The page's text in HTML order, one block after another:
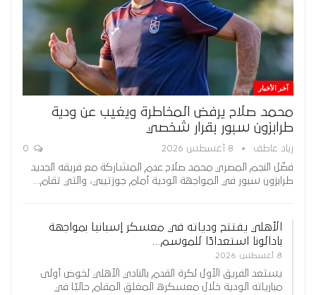
آخر الأخبار
محمد صلاح يرفض المخاطرة ويغيب عن ودية
طرابزون سبور بقرار شخصي
زياد عاطف 8 أغسطس 2026
فضّل النجم المصري محمد صلاح عدم المشاركة مع فريقه الجديد
طرابزون سبور في المواجهة الودية أمام جوزتيبي، والتي تقام…
الأهلي يفتتح ودياته في معسكر إسبانيا بمواجهة
بادالونا استعدادًا للموسم…
8 أغسطس 2026
يستعد الفريق الأول لكرة القدم بالنادي الأهلي لخوض أولى
مبارياته الودية خلال معسكره المغلق المقام حاليًا في